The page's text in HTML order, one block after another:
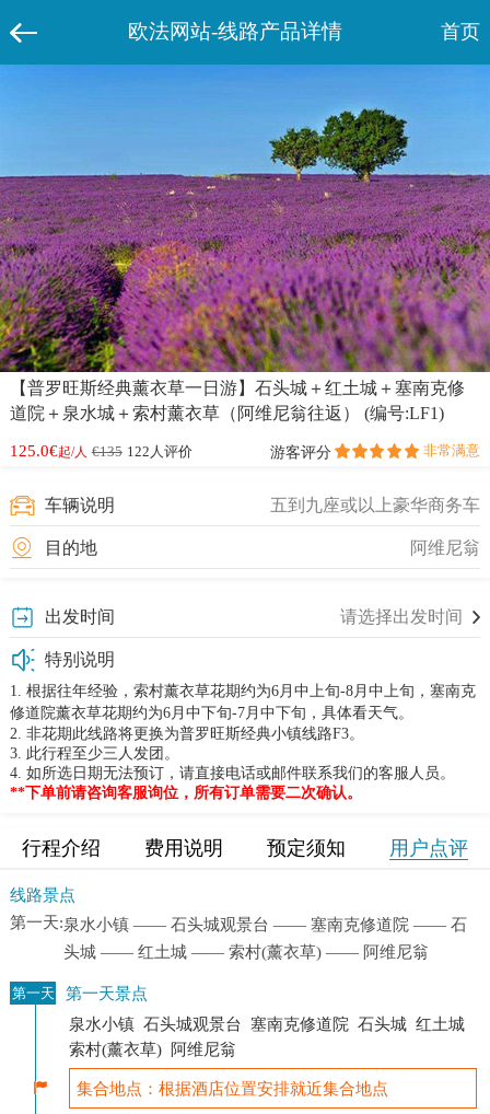
欧法网站-线路产品详情 首页
【普罗旺斯经典薰衣草一日游】石头城＋红土城＋塞南克修
道院＋泉水城＋索村薰衣草（阿维尼翁往返） (编号:LF1)
125.0€起/人 €135 122人评价 游客评分 非常满意
车辆说明 五到九座或以上豪华商务车
目的地 阿维尼翁
出发时间 请选择出发时间
特别说明
1. 根据往年经验，索村薰衣草花期约为6月中上旬-8月中上旬，塞南克
修道院薰衣草花期约为6月中下旬-7月中下旬，具体看天气。
2. 非花期此线路将更换为普罗旺斯经典小镇线路F3。
3. 此行程至少三人发团。
4. 如所选日期无法预订，请直接电话或邮件联系我们的客服人员。
**下单前请咨询客服询位，所有订单需要二次确认。
行程介绍 费用说明 预定须知 用户点评
行程介绍
线路景点
第一天:泉水小镇 —— 石头城观景台 —— 塞南克修道院 —— 石
头城 —— 红土城 —— 索村(薰衣草) —— 阿维尼翁
第一天
第一天景点
泉水小镇 石头城观景台 塞南克修道院 石头城 红土城
索村(薰衣草) 阿维尼翁
集合地点：根据酒店位置安排就近集合地点